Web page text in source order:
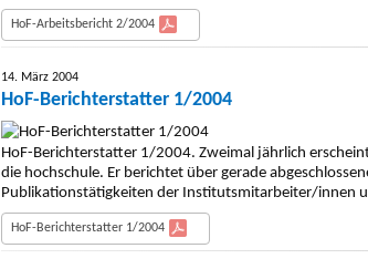
HoF-Arbeitsbericht 2/2004
14. März 2004
HoF-Berichterstatter 1/2004
HoF-Berichterstatter 1/2004. Zweimal jährlich
die hochschule. Er berichtet über gerade
Publikationstätigkeiten der Institutsmitarbeiter/innen
HoF-Berichterstatter 1/2004